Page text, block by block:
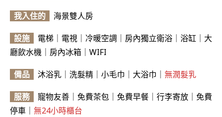
我入住的 海景雙人房
設施
電梯｜電視｜冷暖空調｜房內獨立衛浴｜浴缸｜大
廳飲水機｜房內冰箱｜WIFI
備品 沐浴乳｜洗髮精｜小毛巾｜大浴巾｜ 無潤髮乳
服務
寵物友善｜免費茶包｜免費早餐｜行李寄放｜免費
停車｜ 無24小時櫃台